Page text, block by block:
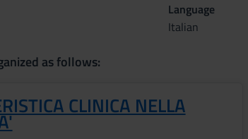
Language
Italian
as follows:
CLINICA NELLA